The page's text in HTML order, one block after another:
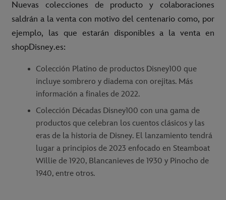
Nuevas colecciones de producto y colaboraciones
saldrán a la venta con motivo del centenario como, por
ejemplo, las que estarán disponibles a la venta en
shopDisney.es:
Colección Platino de productos Disney100 que
incluye sombrero y diadema con orejitas. Más
información a finales de 2022.
Colección Décadas Disney100 con una gama de
productos que celebran los cuentos clásicos y las
eras de la historia de Disney. El lanzamiento tendrá
lugar a principios de 2023 enfocado en Steamboat
Willie de 1920, Blancanieves de 1930 y Pinocho de
1940, entre otros.